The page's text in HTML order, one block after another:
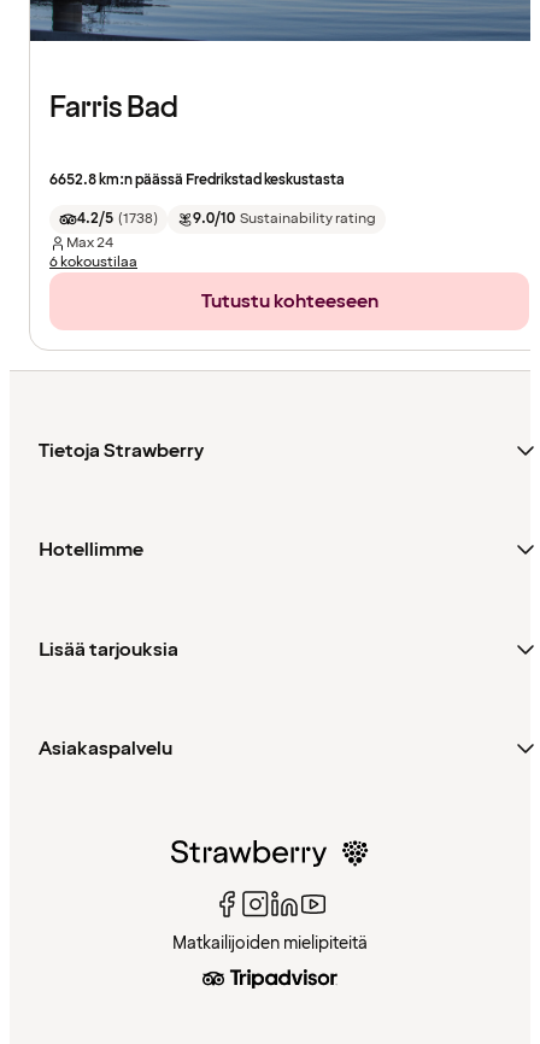
Farris Bad
6652.8 km:n päässä Fredrikstad keskustasta
4.2/5 (1738) 9.0/10 Sustainability rating
Max24
6 kokoustilaa
Tutustu kohteeseen
Tietoja Strawberry
Hotellimme
Lisää tarjouksia
Asiakaspalvelu
Matkailijoiden mielipiteitä